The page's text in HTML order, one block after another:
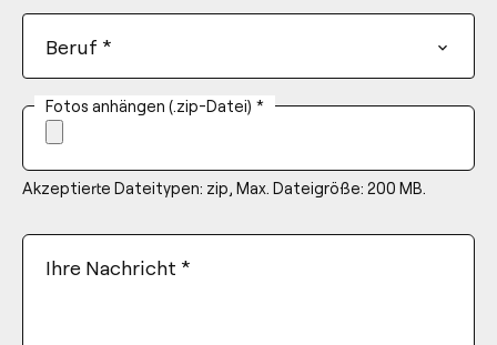
Beruf *
Fotos anhängen (.zip-Datei) *
Akzeptierte Dateitypen: zip, Max. Dateigröße: 200 MB.
Ihre Nachricht *